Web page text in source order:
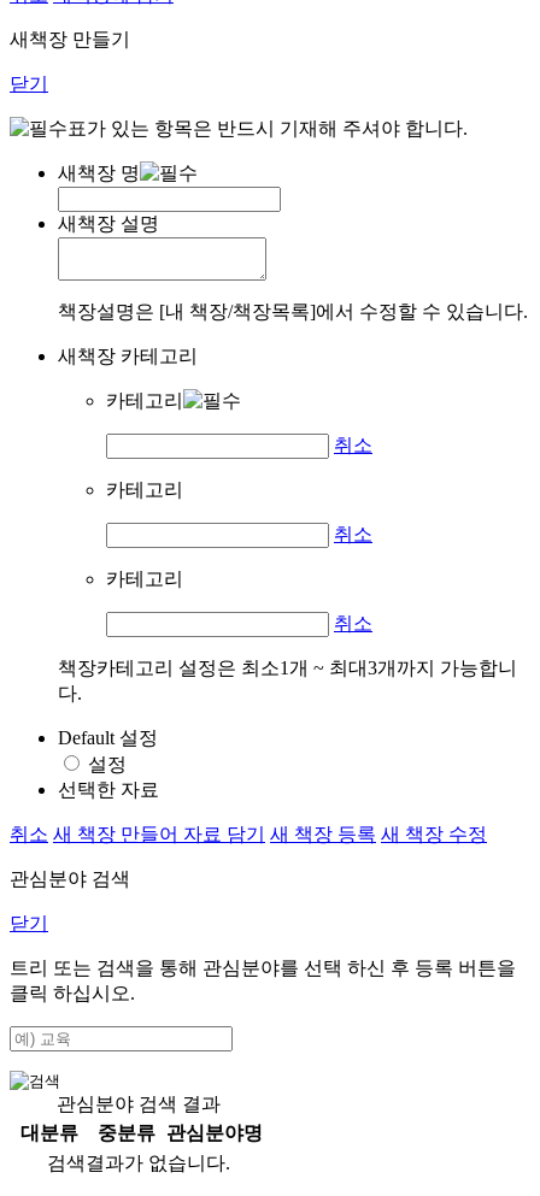
새책장 만들기
닫기
표가 있는 항목은 반드시 기재해 주셔야 합니다.
새책장 명
새책장 설명
책장설명은 [내 책장/책장목록]에서 수정할 수 있습니다.
새책장 카테고리
카테고리
취소
카테고리
취소
카테고리
취소
책장카테고리 설정은 최소1개 ~ 최대3개까지 가능합니
다.
Default 설정
설정
선택한 자료
취소 새 책장 만들어 자료 담기 새 책장 등록 새 책장 수정
관심분야 검색
닫기
트리 또는 검색을 통해 관심분야를 선택 하신 후 등록 버튼을
클릭 하십시오.
관심분야 검색 결과
대분류
중분류
관심분야명
검색결과가 없습니다.